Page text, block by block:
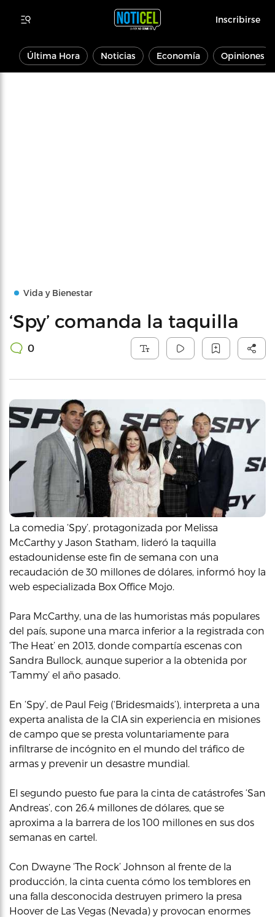
Inscribirse
Última Hora Noticias Economía Opiniones
Vida y Bienestar
‘Spy’ comanda la taquilla
0
La comedia ‘Spy’, protagonizada por Melissa
McCarthy y Jason Statham, lideró la taquilla
estadounidense este fin de semana con una
recaudación de 30 millones de dólares, informó hoy la
web especializada Box Office Mojo.
Para McCarthy, una de las humoristas más populares
del país, supone una marca inferior a la registrada con
‘The Heat’ en 2013, donde compartía escenas con
Sandra Bullock, aunque superior a la obtenida por
‘Tammy’ el año pasado.
En ‘Spy’, de Paul Feig (‘Bridesmaids’), interpreta a una
experta analista de la CIA sin experiencia en misiones
de campo que se presta voluntariamente para
infiltrarse de incógnito en el mundo del tráfico de
armas y prevenir un desastre mundial.
El segundo puesto fue para la cinta de catástrofes ‘San
Andreas’, con 26.4 millones de dólares, que se
aproxima a la barrera de los 100 millones en sus dos
semanas en cartel.
Con Dwayne ‘The Rock’ Johnson al frente de la
producción, la cinta cuenta cómo los temblores en
una falla desconocida destruyen primero la presa
Hoover de Las Vegas (Nevada) y provocan enormes